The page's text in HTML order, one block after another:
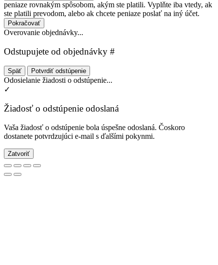
peniaze rovnakým spôsobom, akým ste platili. Vyplňte iba vtedy, ak
ste platili prevodom, alebo ak chcete peniaze poslať na iný účet.
Pokračovať
Overovanie objednávky...
Odstupujete od objednávky #
Späť Potvrdiť odstúpenie
Odosielanie žiadosti o odstúpenie...
✓
Žiadosť o odstúpenie odoslaná
Vaša žiadosť o odstúpenie bola úspešne odoslaná. Čoskoro
dostanete potvrdzujúci e-mail s ďalšími pokynmi.
Zatvoriť